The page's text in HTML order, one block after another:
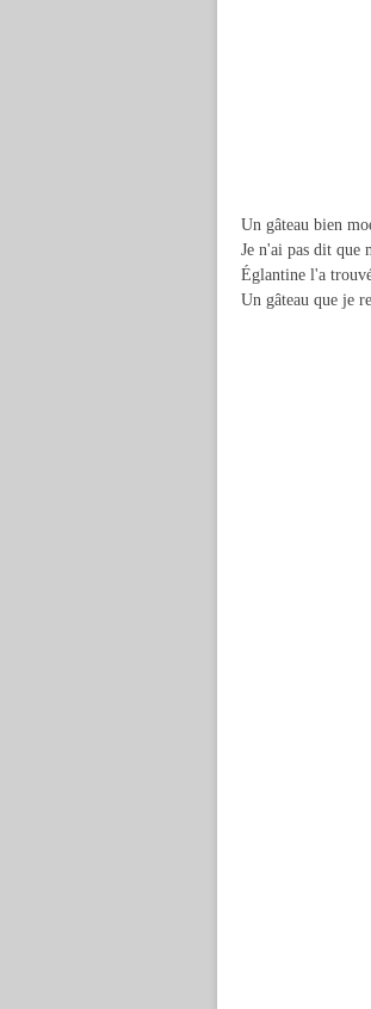
Un gâteau bien
Je n'ai pas dit que
Églantine l'a
Un gâteau que je